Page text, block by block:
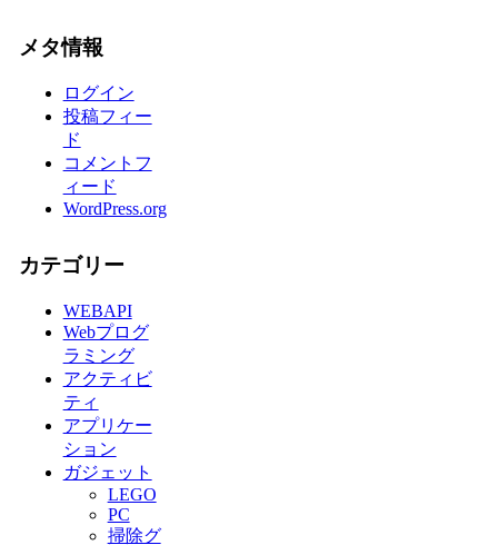
メタ情報
ログイン
投稿フィー
ド
コメントフ
ィード
WordPress.org
カテゴリー
WEBAPI
Webプログ
ラミング
アクティビ
ティ
アプリケー
ション
ガジェット
LEGO
PC
掃除グ